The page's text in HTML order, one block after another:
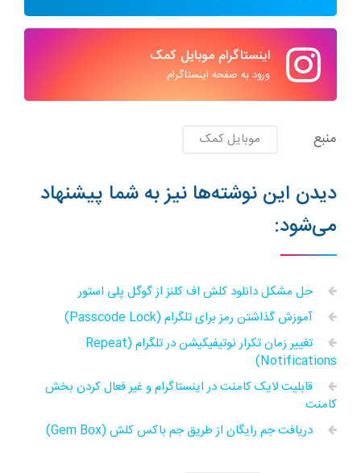
اینستاگرام موبایل کمک
ورود به صفحه اینستاگرام
منبع موبایل کمک
دیدن این نوشته‌ها نیز به شما پیشنهاد
می‌شود:
حل مشکل دانلود کلش اف کلنز از گوگل پلی استور
آموزش گذاشتن رمز برای تلگرام (Passcode Lock)
تغییر زمان تکرار نوتیفیکیشن در تلگرام (Repeat
Notifications)
قابلیت لایک کامنت در اینستاگرام و غیر فعال کردن بخش
کامنت
دریافت جم رایگان از طریق جم باکس کلش (Gem Box)